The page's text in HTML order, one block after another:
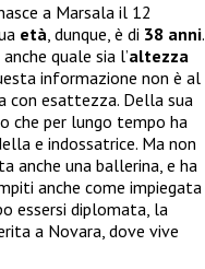
a Marsala il 12
età, dunque, è di 38 anni.
quale sia l’altezza
informazione non è al
con esattezza. Della sua
che per lungo tempo ha
e indossatrice. Ma non
anche una ballerina, e ha
anche come impiegata
essersi diplomata, la
a Novara, dove vive